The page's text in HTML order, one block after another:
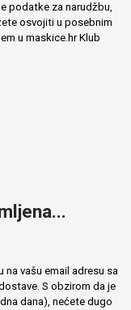
podatke za narudžbu,
osvojiti u posebnim
u maskice.hr Klub
vašu email adresu sa
S obzirom da je
dana), nećete dugo